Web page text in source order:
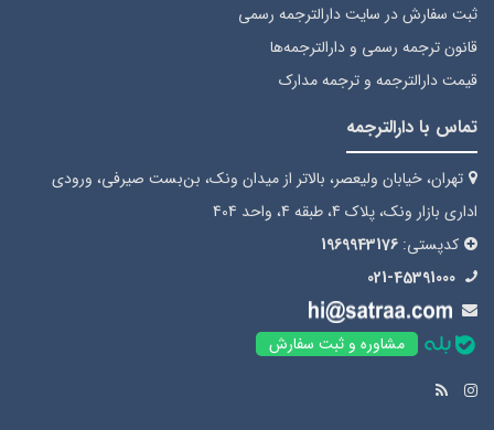
ثبت سفارشدر سایت دارالترجمه رسمی
قانون ترجمه رسمی و دارالترجمه‌ها
قیمت دارالترجمه و ترجمه مدارک
تماس با دارالترجمه
تهران، خیابان ولیعصر، بالاتر از میدان ونک، بن‌بست صیرفی، ورودی
اداری بازار ونک، پلاک 4، طبقه 4، واحد 404
کدپستی: 1969943176
021-45391000
مشاوره و ثبت سفارش